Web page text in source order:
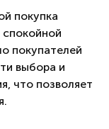
покупка
покупателей
выбора и
что позволяет